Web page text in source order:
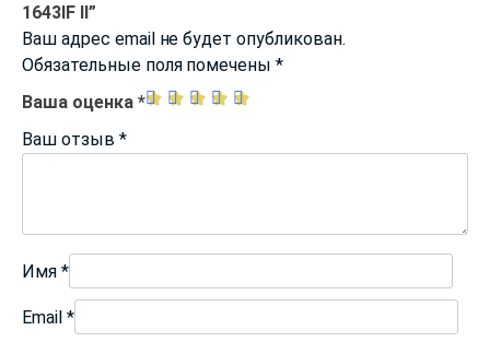
1643IF II”
Ваш адрес email не будет опубликован.
Обязательные поля помечены*
Ваша оценка *
Ваш отзыв *
Имя *
Email *